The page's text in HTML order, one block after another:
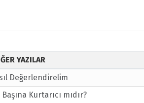
YAZILAR
Değerlendirelim
Kurtarıcı mıdır?